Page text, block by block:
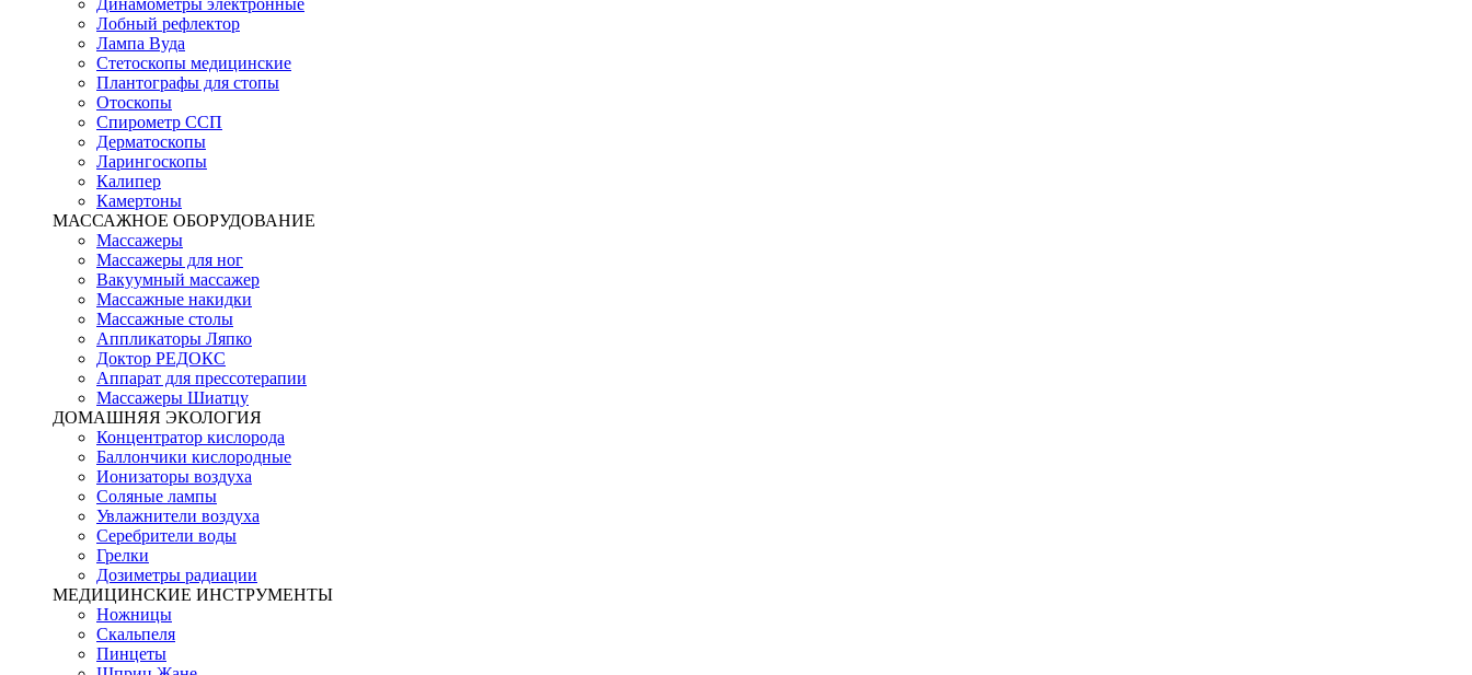
Динамометры электронные
Лобный рефлектор
Лампа Вуда
Стетоскопы медицинские
Плантографы для стопы
Отоскопы
Спирометр ССП
Дерматоскопы
Ларингоскопы
Калипер
Камертоны
МАССАЖНОЕ ОБОРУДОВАНИЕ
Массажеры
Массажеры для ног
Вакуумный массажер
Массажные накидки
Массажные столы
Аппликаторы Ляпко
Доктор РЕДОКС
Аппарат для прессотерапии
Массажеры Шиатцу
ДОМАШНЯЯ ЭКОЛОГИЯ
Концентратор кислорода
Баллончики кислородные
Ионизаторы воздуха
Соляные лампы
Увлажнители воздуха
Серебрители воды
Грелки
Дозиметры радиации
МЕДИЦИНСКИЕ ИНСТРУМЕНТЫ
Ножницы
Скальпеля
Пинцеты